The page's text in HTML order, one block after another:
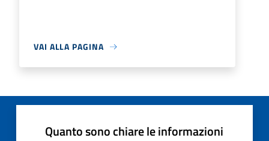
VAI ALLA PAGINA
Quanto sono chiare le informazioni